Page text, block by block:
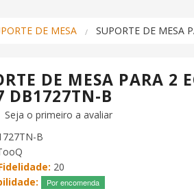
DE MESA SUPORTE DE MESA
DE MESA PARA 2
DB1727TN-B
Seja o primeiro a avaliar
B
20
Por encomenda